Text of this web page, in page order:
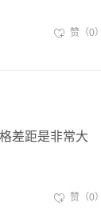
赞（0）
差距是非常大
赞（0）